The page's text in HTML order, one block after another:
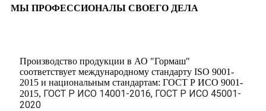
МЫ ПРОФЕССИОНАЛЫ СВОЕГО ДЕЛА
Производство продукции в АО "Гормаш"
соответствует международному стандарту ISO 9001-
2015 и национальным стандартам: ГОСТ Р ИСО 9001-
2015, ГОСТ Р ИСО 14001-2016, ГОСТ Р ИСО 45001-
2020